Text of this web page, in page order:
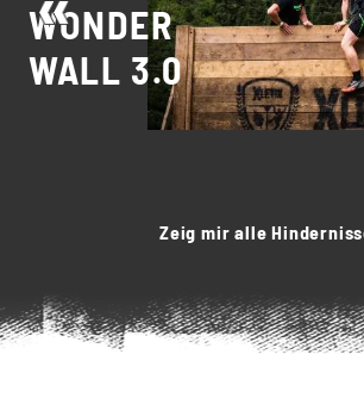
WONDER
WALL 3.0
Zeig mir alle